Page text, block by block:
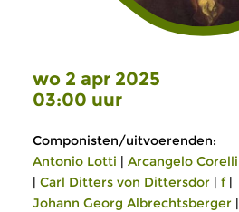
wo 2 apr 2025
03:00 uur
Componisten/uitvoerenden:
Antonio Lotti | Arcangelo Corelli
| Carl Ditters von Dittersdor | f|
Johann Georg Albrechtsberger |